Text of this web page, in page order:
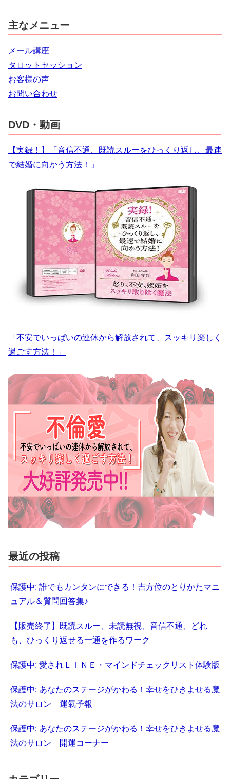
主なメニュー
メール講座
タロットセッション
お客様の声
お問い合わせ
DVD・動画
【実録！】「音信不通、既読スルーをひっくり返し、最速
で結婚に向かう方法！」
「不安でいっぱいの連休から解放されて、スッキリ楽しく
過ごす方法！」
最近の投稿
保護中: 誰でもカンタンにできる！吉方位のとりかたマニ
ュアル＆質問回答集♪
【販売終了】既読スルー、未読無視、音信不通、どれ
も、ひっくり返せる一通を作るワーク
保護中: 愛されＬＩＮＥ・マインドチェックリスト体験版
保護中: あなたのステージがかわる！幸せをひきよせる魔
法のサロン 運氣予報
保護中: あなたのステージがかわる！幸せをひきよせる魔
法のサロン 開運コーナー